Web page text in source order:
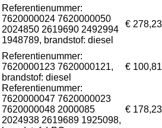
Referentienummer:
7620000024 7620000050
2024850 2619690 2492994
1948789, brandstof: diesel
€ 278,23
Referentienummer:
7620000123 7620000121,
brandstof: diesel
€ 100,81
Referentienummer:
7620000047 7620000023
7620000048 2000085
2024938 2619689 1925098,
€ 178,23